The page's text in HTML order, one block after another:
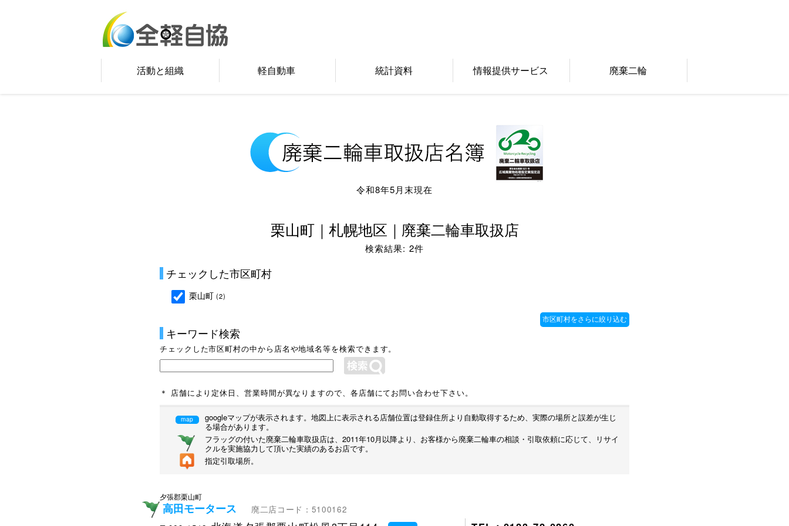
活動と組織 軽自動車 統計資料 情報提供サービス 廃棄二輪
令和8年5月末現在
栗山町｜札幌地区｜廃棄二輪車取扱店
検索結果: 2件
チェックした市区町村
栗山町 (2)
キーワード検索
チェックした市区町村の中から店名や地域名等を検索できます。
＊ 店舗により定休日、営業時間が異なりますので、各店舗にてお問い合わせ下さい。
map
googleマップが表示されます。地図上に表示される店舗位置は登録住所より自動取得するため、実際の場所と誤差が生じ
る場合があります。
フラッグの付いた廃棄二輪車取扱店は、2011年10月以降より、お客様から廃棄二輪車の相談・引取依頼に応じて、リサイ
クルを実施協力して頂いた実績のあるお店です。
指定引取場所。
夕張郡栗山町
高田モータース
廃二店コード：5100162